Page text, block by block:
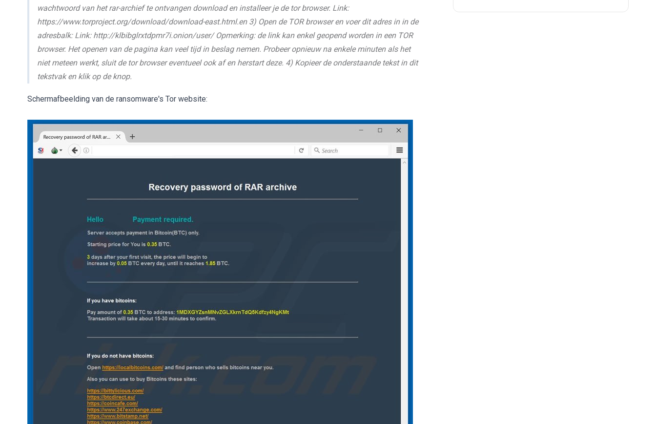
wachtwoord van het rar-archief te ontvangen download en installeer je de tor browser. Link:
https://www.torproject.org/download/download-east.html.en 3) Open de TOR browser en voer dit adres in in de
adresbalk: Link: http://klbibglrxtdpmr7i.onion/user/ Opmerking: de link kan enkel geopend worden in een TOR
browser. Het openen van de pagina kan veel tijd in beslag nemen. Probeer opnieuw na enkele minuten als het
niet meteen werkt, sluit de tor browser eventueel ook af en herstart deze. 4) Kopieer de onderstaande tekst in dit
tekstvak en klik op de knop.
Schermafbeelding van de ransomware's Tor website: